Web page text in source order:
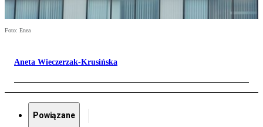
Foto: Enea
Aneta Wieczerzak-Krusińska
Powiązane